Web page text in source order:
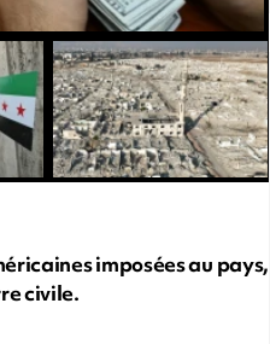
imposées au pays,
civile.